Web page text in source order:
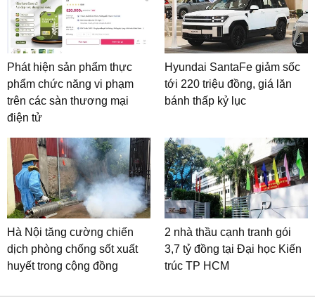
Phát hiện sản phẩm thực
phẩm chức năng vi phạm
trên các sàn thương mại
điện tử
Hyundai SantaFe giảm sốc
tới 220 triệu đồng, giá lăn
bánh thấp kỷ lục
Hà Nội tăng cường chiến
dịch phòng chống sốt xuất
huyết trong cộng đồng
2 nhà thầu cạnh tranh gói
3,7 tỷ đồng tại Đại học Kiến
trúc TP HCM